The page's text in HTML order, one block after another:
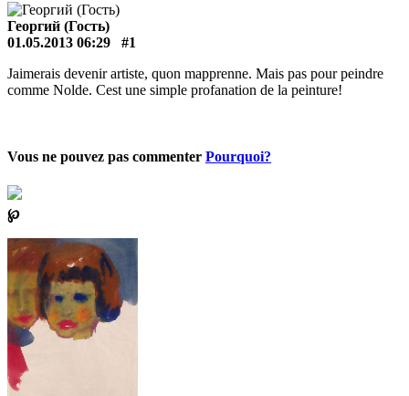
Георгий (Гость)
01.05.2013 06:29
#1
Jaimerais devenir artiste, quon mapprenne. Mais pas pour peindre
comme Nolde. Cest une simple profanation de la peinture!
Vous ne pouvez pas commenter Pourquoi?
℘